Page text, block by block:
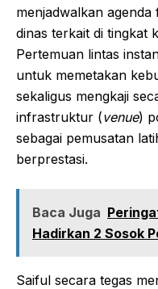
menjadwalkan
dinas terkait di tingkat
Pertemuan lintas
untuk memetakan
sekaligus mengkaji
infrastruktur (venue)
sebagai pemusatan
berprestasi.
Baca Juga
Hadirkan 2 Sosok
Saiful secara tegas